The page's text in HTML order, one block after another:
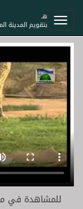
هـ
بتقويم المدينة
للمشاهدة في